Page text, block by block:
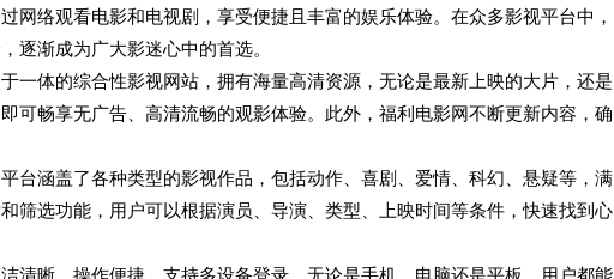
网络观看电影和电视剧，享受便捷且丰富的娱乐体验。在众多影视平台中，
逐渐成为广大影迷心中的首选。
一体的综合性影视网站，拥有海量高清资源，无论是最新上映的大片，还是
可畅享无广告、高清流畅的观影体验。此外，福利电影网不断更新内容，确
台涵盖了各种类型的影视作品，包括动作、喜剧、爱情、科幻、悬疑等，满
筛选功能，用户可以根据演员、导演、类型、上映时间等条件，快速找到心
清晰，操作便捷，支持多设备登录，无论是手机、电脑还是平板，用户都能